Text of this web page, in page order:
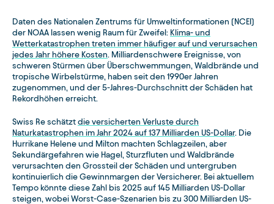
Daten des Nationalen Zentrums für Umweltinformationen (NCEI)
der NOAA lassen wenig Raum für Zweifel: Klima- und
Wetterkatastrophen treten immer häufiger auf und verursachen
jedes Jahr höhere Kosten. Milliardenschwere Ereignisse, von
schweren Stürmen über Überschwemmungen, Waldbrände und
tropische Wirbelstürme, haben seit den 1990er Jahren
zugenommen, und der 5-Jahres-Durchschnitt der Schäden hat
Rekordhöhen erreicht.
Swiss Re schätzt die versicherten Verluste durch
Naturkatastrophen im Jahr 2024 auf 137 Milliarden US-Dollar. Die
Hurrikane Helene und Milton machten Schlagzeilen, aber
Sekundärgefahren wie Hagel, Sturzfluten und Waldbrände
verursachten den Grossteil der Schäden und untergruben
kontinuierlich die Gewinnmargen der Versicherer. Bei aktuellem
Tempo könnte diese Zahl bis 2025 auf 145 Milliarden US-Dollar
steigen, wobei Worst-Case-Szenarien bis zu 300 Milliarden US-